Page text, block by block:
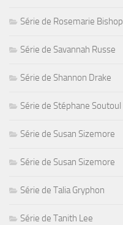
Série de Rosemarie Bishop
Série de Savannah Russe
Série de Shannon Drake
Série de Stéphane Soutoul
Série de Susan Sizemore
Série de Susan Sizemore
Série de Talia Gryphon
Série de Tanith Lee